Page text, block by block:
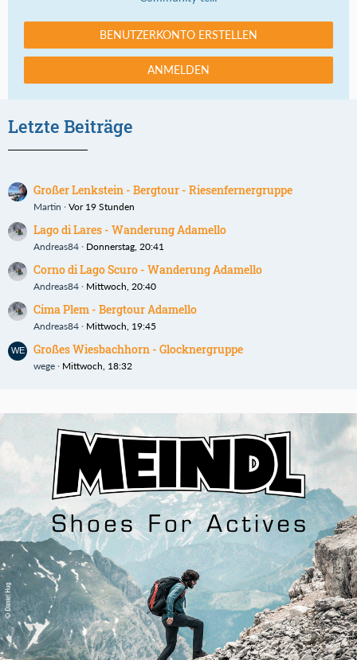
BENUTZERKONTO ERSTELLEN
ANMELDEN
Letzte Beiträge
Großer Lenkstein - Bergtour - Riesenfernergruppe
Martin Vor 19 Stunden
Lago di Lares - Wanderung Adamello
Andreas84 Donnerstag, 20:41
Corno di Lago Scuro - Wanderung Adamello
Andreas84 Mittwoch, 20:40
Cima Plem - Bergtour Adamello
Andreas84 Mittwoch, 19:45
Großes Wiesbachhorn - Glocknergruppe
wege Mittwoch, 18:32